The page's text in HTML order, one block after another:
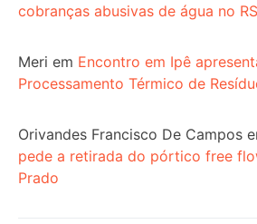
cobranças abusivas de água no RS
Meri em Encontro em Ipê
Processamento Térmico de
Orivandes Francisco De Campos
pede a retirada do pórtico free
Prado